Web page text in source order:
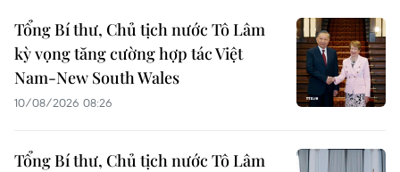
Tổng Bí thư, Chủ tịch nước Tô Lâm
kỳ vọng tăng cường hợp tác Việt
Nam-New South Wales
10/08/2026 08:26
Tổng Bí thư, Chủ tịch nước Tô Lâm